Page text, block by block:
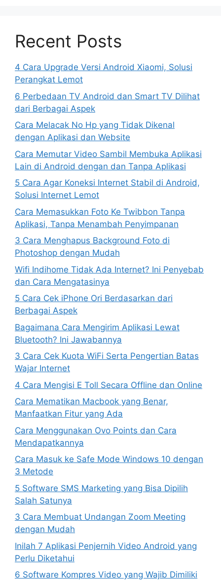
Recent Posts
4 Cara Upgrade Versi Android Xiaomi, Solusi
Perangkat Lemot
6 Perbedaan TV Android dan Smart TV Dilihat
dari Berbagai Aspek
Cara Melacak No Hp yang Tidak Dikenal
dengan Aplikasi dan Website
Cara Memutar Video Sambil Membuka Aplikasi
Lain di Android dengan dan Tanpa Aplikasi
5 Cara Agar Koneksi Internet Stabil di Android,
Solusi Internet Lemot
Cara Memasukkan Foto Ke Twibbon Tanpa
Aplikasi, Tanpa Menambah Penyimpanan
3 Cara Menghapus Background Foto di
Photoshop dengan Mudah
Wifi Indihome Tidak Ada Internet? Ini Penyebab
dan Cara Mengatasinya
5 Cara Cek iPhone Ori Berdasarkan dari
Berbagai Aspek
Bagaimana Cara Mengirim Aplikasi Lewat
Bluetooth? Ini Jawabannya
3 Cara Cek Kuota WiFi Serta Pengertian Batas
Wajar Internet
4 Cara Mengisi E Toll Secara Offline dan Online
Cara Mematikan Macbook yang Benar,
Manfaatkan Fitur yang Ada
Cara Menggunakan Ovo Points dan Cara
Mendapatkannya
Cara Masuk ke Safe Mode Windows 10 dengan
3 Metode
5 Software SMS Marketing yang Bisa Dipilih
Salah Satunya
3 Cara Membuat Undangan Zoom Meeting
dengan Mudah
Inilah 7 Aplikasi Penjernih Video Android yang
Perlu Diketahui
6 Software Kompres Video yang Wajib Dimiliki